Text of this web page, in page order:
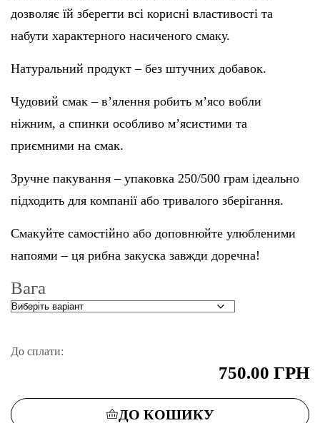
дозволяє їй зберегти всі корисні властивості та
набути характерного насиченого смаку.
Натуральний продукт – без штучних добавок.
Чудовий смак – в’ялення робить м’ясо вобли
ніжним, а спинки особливо м’ясистими та
приємними на смак.
Зручне пакування – упаковка 250/500 грам ідеально
підходить для компанії або тривалого зберігання.
Смакуйте самостійно або доповнюйте улюбленими
напоями – ця рибна закуска завжди доречна!
Вага
До сплати:
750.00 ГРН
ДО КОШИКУ